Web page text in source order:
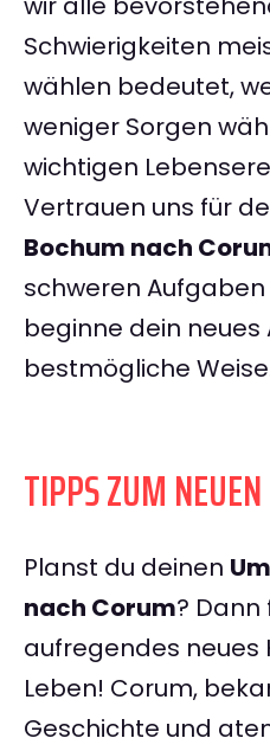
Schwierigkeiten
wählen bedeutet,
weniger Sorgen
wichtigen
Vertrauen uns für
Bochum nach
schweren
beginne dein
bestmögliche
TIPPS ZUM
Planst du deinen
nach Corum? Dann
aufregendes neues
Leben! Corum,
Geschichte und